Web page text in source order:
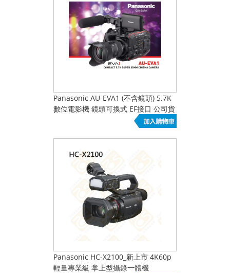
Panasonic AU-EVA1 (不含鏡頭) 5.7K
數位電影機 鏡頭可換式 EF接口 公司貨
Panasonic HC-X2100_新上市 4K60p
輕量專業級 掌上型攝錄一體機